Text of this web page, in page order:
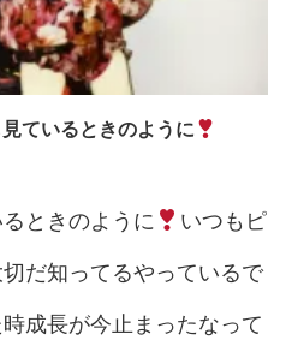
ているときのように
ときのように いつもピ
だ知ってるやっているで
成長が今止まったなって